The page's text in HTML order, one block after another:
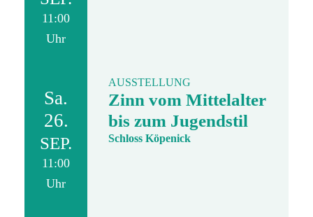
11:00
Uhr
Sa.
26.
SEP.
11:00
Uhr
AUSSTELLUNG
Zinn vom Mittelalter
bis zum Jugendstil
Schloss Köpenick